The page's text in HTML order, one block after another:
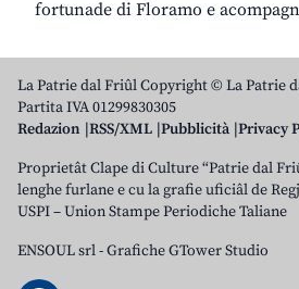
fortunade di Floramo e
La Patrie dal Friûl Copyright © La Patrie
Partita IVA 01299830305
Redazion RSS/XML Pubblicità Privacy
Proprietât Clape di Culture “Patrie dal
lenghe furlane e cu la grafie uficiâl de
USPI – Union Stampe Periodiche Taliane
ENSOUL srl-Grafiche GTower Studio